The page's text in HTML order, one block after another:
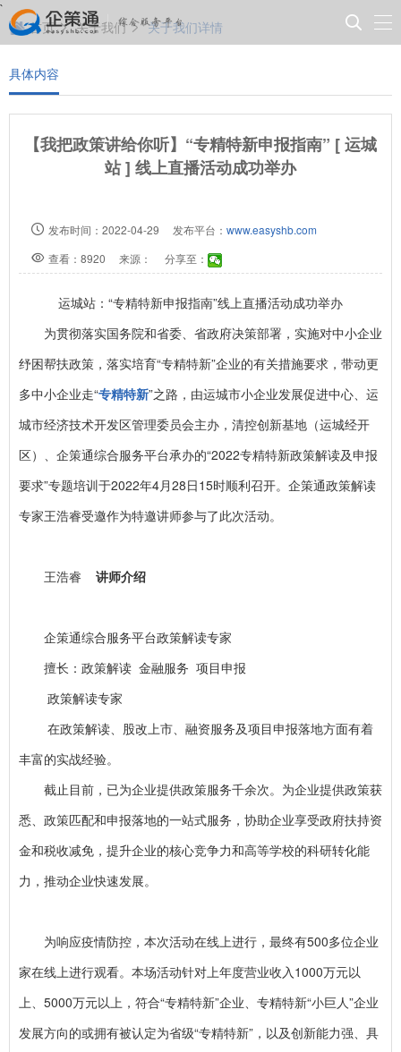
`
首页
关于我们 关于我们详情
具体内容
【我把政策讲给你听】“专精特新申报指南” [ 运城
站 ] 线上直播活动成功举办
发布时间：2022-04-29 发布平台： www.easyshb.com
查看：8920
来源： 分享至：
运城站：“专精特新申报指南”线上直播活动成功举办
为贯彻落实国务院和省委、省政府决策部署，实施对中小企业
纾困帮扶政策，落实培育“专精特新”企业的有关措施要求，带动更
多中小企业走“专精特新”之路，由运城市小企业发展促进中心、运
城市经济技术开发区管理委员会主办，清控创新基地（运城经开
区）、企策通综合服务平台承办的“2022专精特新政策解读及申报
要求”专题培训于2022年4月28日15时顺利召开。企策通政策解读
专家王浩睿受邀作为特邀讲师参与了此次活动。
王浩睿 讲师介绍
企策通综合服务平台政策解读专家
擅长：政策解读 金融服务 项目申报
政策解读专家
在政策解读、股改上市、融资服务及项目申报落地方面有着
丰富的实战经验。
截止目前，已为企业提供政策服务千余次。为企业提供政策获
悉、政策匹配和申报落地的一站式服务，协助企业享受政府扶持资
金和税收减免，提升企业的核心竞争力和高等学校的科研转化能
力，推动企业快速发展。
为响应疫情防控，本次活动在线上进行，最终有500多位企业
家在线上进行观看。本场活动针对上年度营业收入1000万元以
上、5000万元以上，符合“专精特新”企业、专精特新“小巨人”企业
发展方向的或拥有被认定为省级“专精特新”，以及创新能力强、具